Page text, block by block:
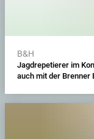
B&H
Jagdrepetierer im
auch mit der Brenner